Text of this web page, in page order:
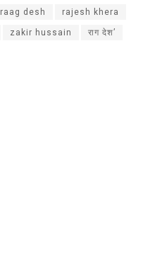
raag desh rajesh khera
zakir hussain राग देश’